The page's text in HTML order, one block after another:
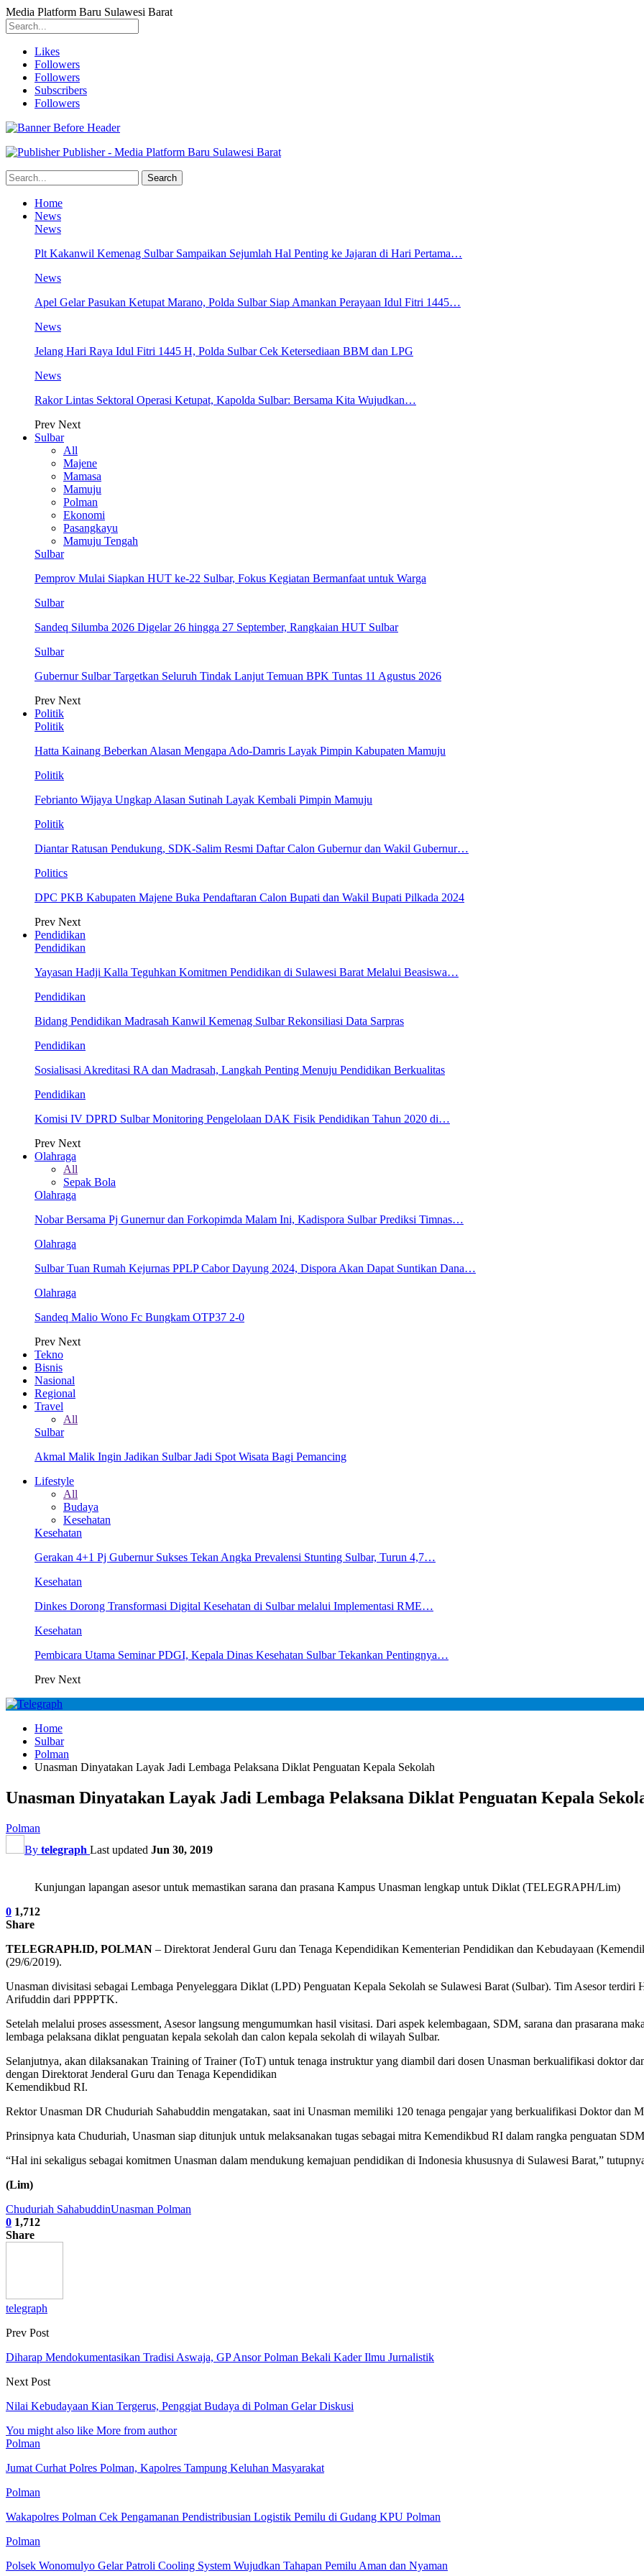
Media Platform Baru Sulawesi Barat
Likes
Followers
Followers
Subscribers
Followers
Publisher - Media Platform Baru Sulawesi Barat
Home
News
News
Plt Kakanwil Kemenag Sulbar Sampaikan Sejumlah Hal Penting ke Jajaran di Hari Pertama…
News
Apel Gelar Pasukan Ketupat Marano, Polda Sulbar Siap Amankan Perayaan Idul Fitri 1445…
News
Jelang Hari Raya Idul Fitri 1445 H, Polda Sulbar Cek Ketersediaan BBM dan LPG
News
Rakor Lintas Sektoral Operasi Ketupat, Kapolda Sulbar: Bersama Kita Wujudkan…
Prev Next
Sulbar
All
Majene
Mamasa
Mamuju
Polman
Ekonomi
Pasangkayu
Mamuju Tengah
Sulbar
Pemprov Mulai Siapkan HUT ke-22 Sulbar, Fokus Kegiatan Bermanfaat untuk Warga
Sulbar
Sandeq Silumba 2026 Digelar 26 hingga 27 September, Rangkaian HUT Sulbar
Sulbar
Gubernur Sulbar Targetkan Seluruh Tindak Lanjut Temuan BPK Tuntas 11 Agustus 2026
Prev Next
Politik
Politik
Hatta Kainang Beberkan Alasan Mengapa Ado-Damris Layak Pimpin Kabupaten Mamuju
Politik
Febrianto Wijaya Ungkap Alasan Sutinah Layak Kembali Pimpin Mamuju
Politik
Diantar Ratusan Pendukung, SDK-Salim Resmi Daftar Calon Gubernur dan Wakil Gubernur…
Politics
DPC PKB Kabupaten Majene Buka Pendaftaran Calon Bupati dan Wakil Bupati Pilkada 2024
Prev Next
Pendidikan
Pendidikan
Yayasan Hadji Kalla Teguhkan Komitmen Pendidikan di Sulawesi Barat Melalui Beasiswa…
Pendidikan
Bidang Pendidikan Madrasah Kanwil Kemenag Sulbar Rekonsiliasi Data Sarpras
Pendidikan
Sosialisasi Akreditasi RA dan Madrasah, Langkah Penting Menuju Pendidikan Berkualitas
Pendidikan
Komisi IV DPRD Sulbar Monitoring Pengelolaan DAK Fisik Pendidikan Tahun 2020 di…
Prev Next
Olahraga
All
Sepak Bola
Olahraga
Nobar Bersama Pj Gunernur dan Forkopimda Malam Ini, Kadispora Sulbar Prediksi Timnas…
Olahraga
Sulbar Tuan Rumah Kejurnas PPLP Cabor Dayung 2024, Dispora Akan Dapat Suntikan Dana…
Olahraga
Sandeq Malio Wono Fc Bungkam OTP37 2-0
Prev Next
Tekno
Bisnis
Nasional
Regional
Travel
All
Sulbar
Akmal Malik Ingin Jadikan Sulbar Jadi Spot Wisata Bagi Pemancing
Lifestyle
All
Budaya
Kesehatan
Kesehatan
Gerakan 4+1 Pj Gubernur Sukses Tekan Angka Prevalensi Stunting Sulbar, Turun 4,7…
Kesehatan
Dinkes Dorong Transformasi Digital Kesehatan di Sulbar melalui Implementasi RME…
Kesehatan
Pembicara Utama Seminar PDGI, Kepala Dinas Kesehatan Sulbar Tekankan Pentingnya…
Prev Next
Home
Sulbar
Polman
Unasman Dinyatakan Layak Jadi Lembaga Pelaksana Diklat Penguatan Kepala Sekolah
Unasman Dinyatakan Layak Jadi Lembaga Pelaksana Diklat Penguatan Kepala
Polman
By telegraph Last updated Jun 30, 2019
Kunjungan lapangan asesor untuk memastikan sarana dan prasana Kampus Unasman lengkap untuk Diklat (TELEGRAPH/Lim)
0 1,712
Share
TELEGRAPH.ID, POLMAN – Direktorat Jenderal Guru dan Tenaga Kependidikan Kementerian Pendidikan dan Kebudayaan
(29/6/2019).
Unasman divisitasi sebagai Lembaga Penyeleggara Diklat (LPD) Penguatan Kepala Sekolah se Sulawesi Barat (Sulbar). Tim Asesor
Arifuddin dari PPPPTK.
Setelah melalui proses assessment, Asesor langsung mengumumkan hasil visitasi. Dari aspek kelembagaan, SDM, sarana dan prasarana
lembaga pelaksana diklat penguatan kepala sekolah dan calon kepala sekolah di wilayah Sulbar.
Selanjutnya, akan dilaksanakan Training of Trainer (ToT) untuk tenaga instruktur yang diambil dari dosen Unasman berkualifikasi doktor
dengan Direktorat Jenderal Guru dan Tenaga Kependidikan
Kemendikbud RI.
Rektor Unasman DR Chuduriah Sahabuddin mengatakan, saat ini Unasman memiliki 120 tenaga pengajar yang berkualifikasi Doktor dan
Prinsipnya kata Chuduriah, Unasman siap ditunjuk untuk melaksanakan tugas sebagai mitra Kemendikbud RI dalam rangka penguatan
“Hal ini sekaligus sebagai komitmen Unasman dalam mendukung kemajuan pendidikan di Indonesia khususnya di Sulawesi Barat,”
(Lim)
Chuduriah SahabuddinUnasman Polman
0 1,712
Share
telegraph
Prev Post
Diharap Mendokumentasikan Tradisi Aswaja, GP Ansor Polman Bekali Kader Ilmu Jurnalistik
Next Post
Nilai Kebudayaan Kian Tergerus, Penggiat Budaya di Polman Gelar Diskusi
You might also like More from author
Polman
Jumat Curhat Polres Polman, Kapolres Tampung Keluhan Masyarakat
Polman
Wakapolres Polman Cek Pengamanan Pendistribusian Logistik Pemilu di Gudang KPU Polman
Polman
Polsek Wonomulyo Gelar Patroli Cooling System Wujudkan Tahapan Pemilu Aman dan Nyaman